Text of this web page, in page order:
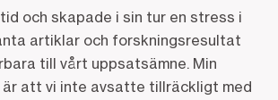
och skapade i sin tur en stress i
artiklar och forskningsresultat
till vårt uppsatsämne. Min
är att vi inte avsatte tillräckligt med